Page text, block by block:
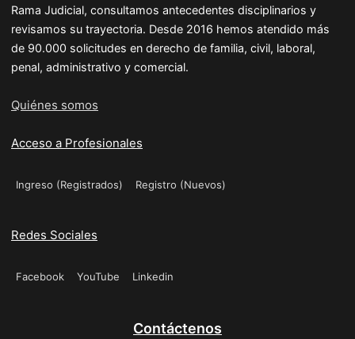
Rama Judicial, consultamos antecedentes disciplinarios y
revisamos su trayectoria. Desde 2016 hemos atendido más
de 90.000 solicitudes en derecho de familia, civil, laboral,
penal, administrativo y comercial.
Quiénes somos
Acceso a Profesionales
Ingreso (Registrados) Registro (Nuevos)
Redes Sociales
Facebook YouTube Linkedin
Contáctenos